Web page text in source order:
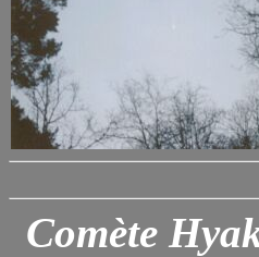
Comète